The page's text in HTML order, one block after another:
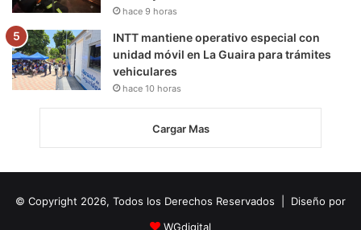
hace 9 horas
INTT mantiene operativo especial con
unidad móvil en La Guaira para trámites
vehiculares
hace 10 horas
Cargar Mas
© Copyright 2026, Todos los Derechos Reservados | Diseño por
WGdigital